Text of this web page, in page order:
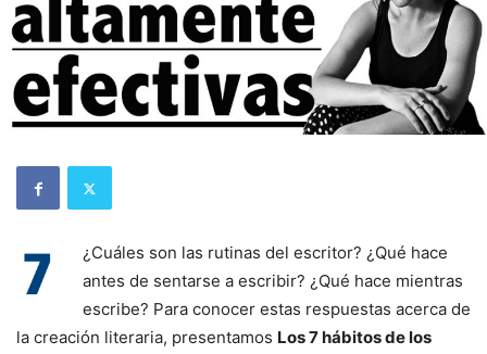
¿Cuáles son las rutinas del escritor? ¿Qué hace
antes de sentarse a escribir? ¿Qué hace mientras
escribe? Para conocer estas respuestas acerca de
la creación literaria, presentamos Los 7 hábitos de los